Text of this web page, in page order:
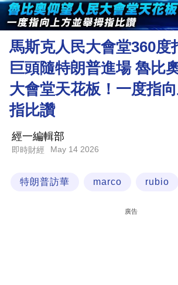
市
理
財
商
業
職
馬斯克人民大會堂360度
巨頭隨特朗普進場 魯比
大會堂天花板！一度指
指比讚
經一編輯部
即時財經 May 14 2026
特朗普訪華 marco rubio
廣告